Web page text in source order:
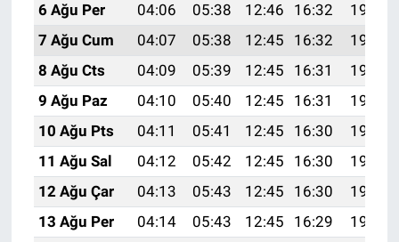
6 Ağu Per
04:06 05:38 12:46 16:32
19:43
7 Ağu Cum
04:07 05:38 12:45 16:32
19:42
8 Ağu Cts
04:09 05:39 12:45 16:31
19:41
9 Ağu Paz
04:10 05:40 12:45 16:31
19:40
10 Ağu Pts
04:11 05:41 12:45 16:30
19:39
11 Ağu Sal
04:12 05:42 12:45 16:30
19:38
12 Ağu Çar
04:13 05:43 12:45 16:30
19:37
13 Ağu Per
04:14 05:43 12:45 16:29
19:36